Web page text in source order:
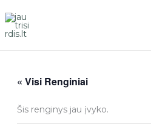
prie
turinio
« Visi Renginiai
Šis renginys jau įvyko.